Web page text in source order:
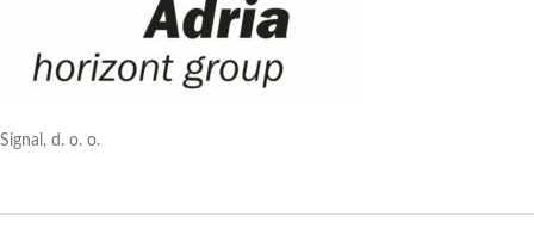
izgledom. Nažalost, trenutno ne
možete birati - ali bez obzira na
dizajn koji dobijete, dobivate
isprobanu kvalitetu Horizonta.
Signal, d. o. o.